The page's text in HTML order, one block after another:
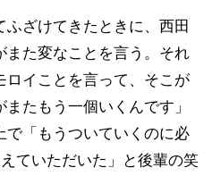
ざけてきたときに、西田
また変なことを言う。それ
ロイことを言って、そこが
たもう一個いくんです」
で「もうついていくのに必
ていただいた」と後輩の笑